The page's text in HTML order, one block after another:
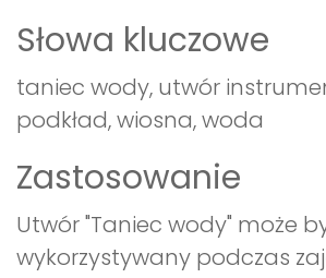
Słowa kluczowe
taniec wody, utwór
podkład, wiosna, woda
Zastosowanie
Utwór "Taniec wody" może
wykorzystywany podczas